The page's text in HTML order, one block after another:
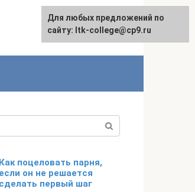
Как поцеловать парня,
если он не решается
сделать первый шаг
Для любых предложений по
сайту: ltk-college@cp9.ru